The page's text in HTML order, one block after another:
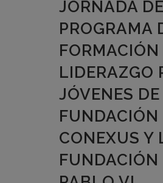
JORNADA
PROGRAMA
FORMACIÓN
LIDERAZGO
JÓVENES
FUNDACIÓN
CONEXUS Y
FUNDACIÓN